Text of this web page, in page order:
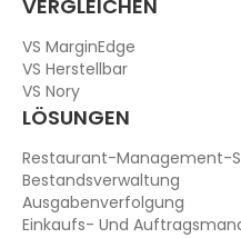
VERGLEICHEN
VS MarginEdge
VS Herstellbar
VS Nory
LÖSUNGEN
Restaurant-Management-
Bestandsverwaltung
Ausgabenverfolgung
Einkaufs- Und